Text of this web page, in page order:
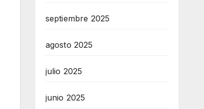
septiembre 2025
agosto 2025
julio 2025
junio 2025